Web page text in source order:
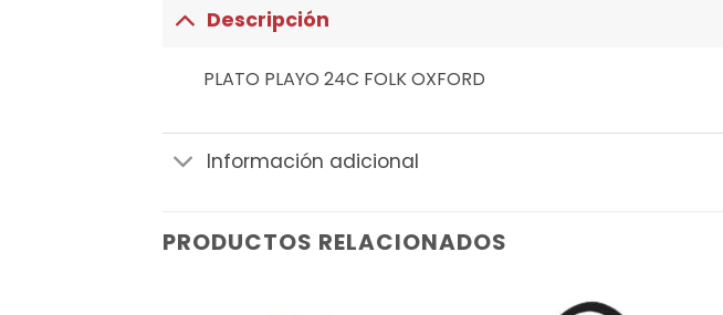
Descripción
PLATO PLAYO 24C FOLK OXFORD
Información adicional
PRODUCTOS RELACIONADOS